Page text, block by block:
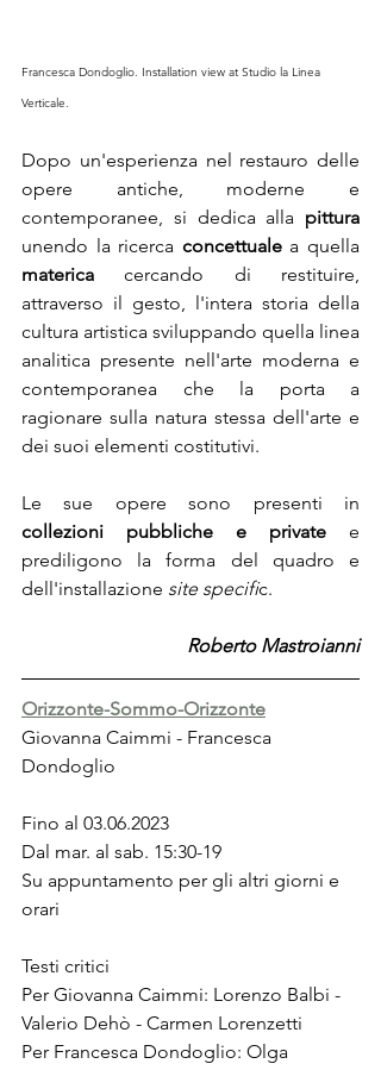
Francesca Dondoglio. Installation view at Studio la Linea
Verticale.
Dopo un'esperienza nel restauro delle
opere antiche, moderne e
contemporanee, si dedica alla pittura
unendo la ricerca concettuale
materica cercando di restituire,
attraverso il gesto, l'intera storia della
cultura artistica sviluppando quella linea
analitica presente nell'arte moderna e
contemporanea che la porta a
ragionare sulla natura stessa dell'arte e
dei suoi elementi costitutivi.
collezioni pubbliche e private e
prediligono la forma del quadro e
dell'installazione site specific.
Roberto Mastroianni
Orizzonte-Sommo-Orizzonte
Giovanna Caimmi - Francesca
Dondoglio
Fino al 03.06.2023
Dal mar. al sab. 15:30-19
Su appuntamento per gli altri giorni e
orari
Testi critici
Per Giovanna Caimmi: Lorenzo Balbi -
Valerio Dehò - Carmen Lorenzetti
Per Francesca Dondoglio: Olga